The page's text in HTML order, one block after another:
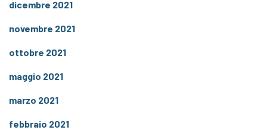
dicembre 2021
novembre 2021
ottobre 2021
maggio 2021
marzo 2021
febbraio 2021